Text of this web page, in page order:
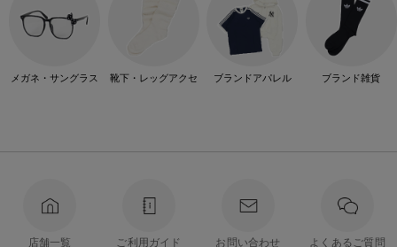
メガネ・サングラス 靴下・レッグアクセ ブランドアパレル ブランド雑貨
店舗一覧 ご利用ガイド お問い合わせ よくあるご質問